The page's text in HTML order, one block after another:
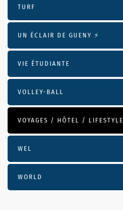
TURF
UN ÉCLAIR DE GUENY ⚡️
VIE ÉTUDIANTE
VOLLEY-BALL
VOYAGES / HÔTEL / LIFESTYLE
WEL
WORLD